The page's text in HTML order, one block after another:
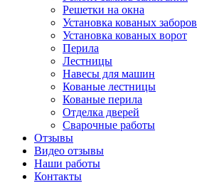
Решетки на окна
Установка кованых заборов
Установка кованых ворот
Перила
Лестницы
Навесы для машин
Кованые лестницы
Кованые перила
Отделка дверей
Сварочные работы
Отзывы
Видео отзывы
Наши работы
Контакты